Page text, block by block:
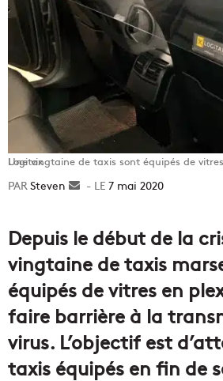
Une vingtaine de taxis sont équipés de vitres de plexiglas / Crédits : Logitax
Steven
Envoyer7 mai 2020
Depuis le début de la
vingtaine de taxis
équipés de vitres en
faire barrière à la
virus. L’objectif est
taxis équipés en fin de